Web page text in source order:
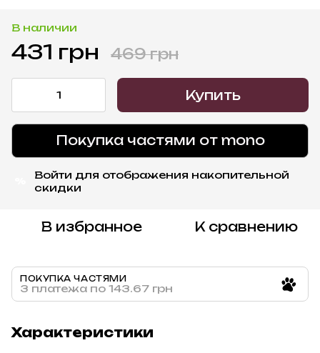
В наличии
431 грн 469 грн
Купить
Покупка частями от mono
Войти для отображения накопительной
скидки
В избранное К сравнению
ПОКУПКА ЧАСТЯМИ
3 платежа по 143.67 грн
Характеристики